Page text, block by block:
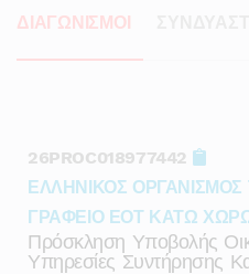
ΔΙΑΓΩΝΙΣΜΟΙ
26PROC018977442
ΕΛΛΗΝΙΚΟΣ
ΓΡΑΦΕΙΟ ΕΟΤ ΚΑΤΩ
Πρόσκληση Υποβολής
Υπηρεσίες Συντήρησης